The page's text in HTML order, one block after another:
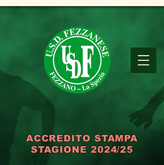
ACCREDITO STAMPA
STAGIONE 2024/25